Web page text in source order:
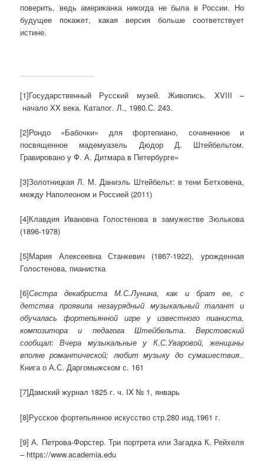
поверить, ведь американка никогда не была в России. Но
будущее покажет, какая версия больше соответствует
истине.
[1]Государственный Русский музей. Живопись. XVIII –
начало XX века. Каталог. Л., 1980.С. 243.
[2]Рондо «Бабочки» для фортепиано, сочиненное и
посвященное мадемуазель Дюдор Д. Штейбельтом.
Гравировано у Ф. А. Дитмара в Петербурге»
[3]Золотницкая Л. М. Даниэль Штейбельт: в тени Бетховена,
между Наполеоном и Россией (2011)
[4]Клавдия Ивановна Голостенова в замужестве Зюлькова
(1896-1978)
[5]Мария Алексеевна Станкевич (1867-1922), урожденная
Голостенова, пианистка
[6]Сестра декабриста М.С.Лунина, как и брат ее, с
детства проявила незаурядный музыкальный талант и
обучалась фортепьянной игре у известного пианиста,
композитора и педагога Штейбельта. Верстовский
сообщал: Вчера музыкальные у К.С.Уваровой, женщины
вполне романтической; любит музыку до сумашествия..
Книга о А.С. Даргомыжском с. 161
[7]Дамский журнал 1825 г. ч. IX № 1, январь
[8]Русское фортепьянное искусство стр.280 изд.1961 г.
[9] А. Петрова-Форстер. Три портрета или Загадка К. Рейхеля
– https://www.academia.edu